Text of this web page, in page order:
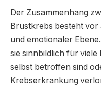
Der Zusammenhang
Brustkrebs besteht
und emotionaler
sie sinnbildlich für
selbst betroffen sind
Krebserkrankung